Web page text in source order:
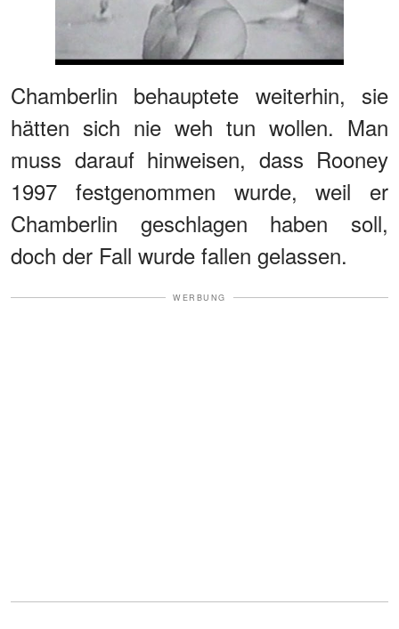
Chamberlin behauptete weiterhin, sie
hätten sich nie weh tun wollen. Man
muss darauf hinweisen, dass Rooney
1997 festgenommen wurde, weil er
Chamberlin geschlagen haben soll,
doch der Fall wurde fallen gelassen.
WERBUNG